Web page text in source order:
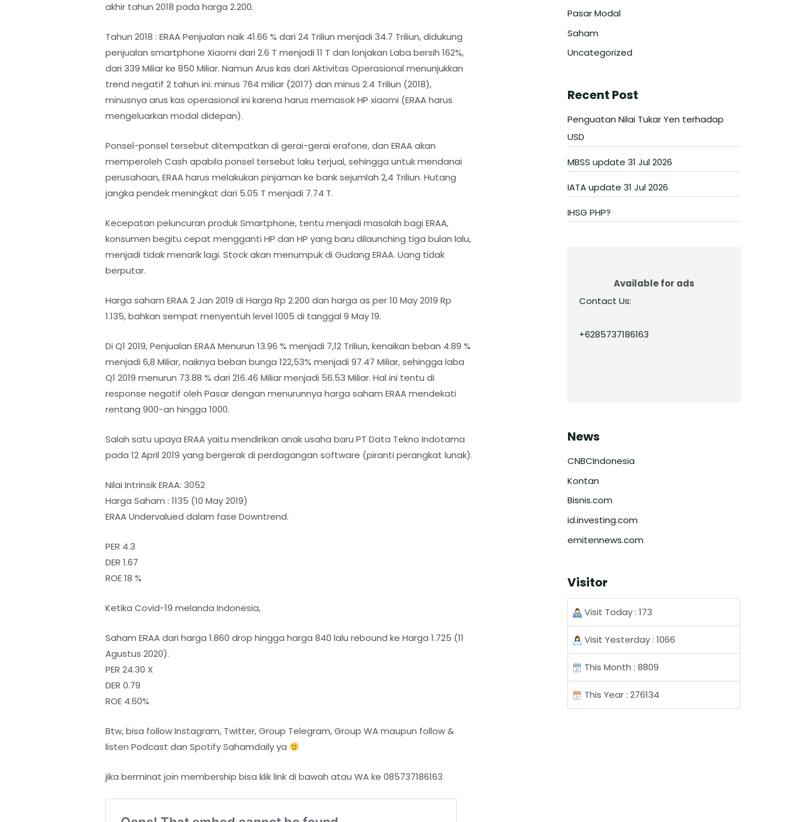
akhir tahun 2018 pada harga 2.200.
Tahun 2018 : ERAA Penjualan naik 41.66 % dari 24 Triliun menjadi 34.7 Triliun, didukung
penjualan smartphone Xiaomi dari 2.6 T menjadi 11 T dan lonjakan Laba bersih 162%,
dari 339 Miliar ke 850 Miliar. Namun Arus kas dari Aktivitas Operasional menunjukkan
trend negatif 2 tahun ini: minus 764 miliar (2017) dan minus 2.4 Triliun (2018),
minusnya arus kas operasional ini karena harus memasok HP xiaomi (ERAA harus
mengeluarkan modal didepan).
Ponsel-ponsel tersebut ditempatkan di gerai-gerai erafone, dan ERAA akan
memperoleh Cash apabila ponsel tersebut laku terjual, sehingga untuk mendanai
perusahaan, ERAA harus melakukan pinjaman ke bank sejumlah 2,4 Triliun. Hutang
jangka pendek meningkat dari 5.05 T menjadi 7.74 T.
Kecepatan peluncuran produk Smartphone, tentu menjadi masalah bagi ERAA,
konsumen begitu cepat mengganti HP dan HP yang baru dilaunching tiga bulan lalu,
menjadi tidak menarik lagi. Stock akan menumpuk di Gudang ERAA. Uang tidak
berputar.
Harga saham ERAA 2 Jan 2019 di Harga Rp 2.200 dan harga as per 10 May 2019 Rp
1.135, bahkan sempat menyentuh level 1005 di tanggal 9 May 19.
Di Q1 2019, Penjualan ERAA Menurun 13.96 % menjadi 7,12 Triliun, kenaikan beban 4.89 %
menjadi 6,8 Miliar, naiknya beban bunga 122,53% menjadi 97.47 Miliar, sehingga laba
Q1 2019 menurun 73.88 % dari 216.46 Miliar menjadi 56.53 Miliar. Hal ini tentu di
response negatif oleh Pasar dengan menurunnya harga saham ERAA mendekati
rentang 900-an hingga 1000.
Salah satu upaya ERAA yaitu mendirikan anak usaha baru PT Data Tekno Indotama
pada 12 April 2019 yang bergerak di perdagangan software (piranti perangkat lunak).
Nilai Intrinsik ERAA: 3052
Harga Saham : 1135 (10 May 2019)
ERAA Undervalued dalam fase Downtrend.
PER 4.3
DER 1.67
ROE 18 %
Ketika Covid-19 melanda Indonesia,
Saham ERAA dari harga 1.860 drop hingga harga 840 lalu rebound ke Harga 1.725 (11
Agustus 2020).
PER 24.30 X
DER 0.79
ROE 4.60%
Btw, bisa follow Instagram, Twitter, Group Telegram, Group WA maupun follow &
listen Podcast dan Spotify Sahamdaily ya
jika berminat join membership bisa klik link di bawah atau WA ke 085737186163
Pasar Modal
Saham
Uncategorized
Recent Post
Penguatan Nilai Tukar Yen terhadap
USD
MBSS update 31 Jul 2026
IATA update 31 Jul 2026
IHSG PHP?
Available for ads
Contact Us:
+6285737186163
News
CNBCIndonesia
Kontan
Bisnis.com
id.investing.com
emitennews.com
Visitor
Visit Today : 173
Visit Yesterday : 1066
This Month : 8809
This Year : 276134